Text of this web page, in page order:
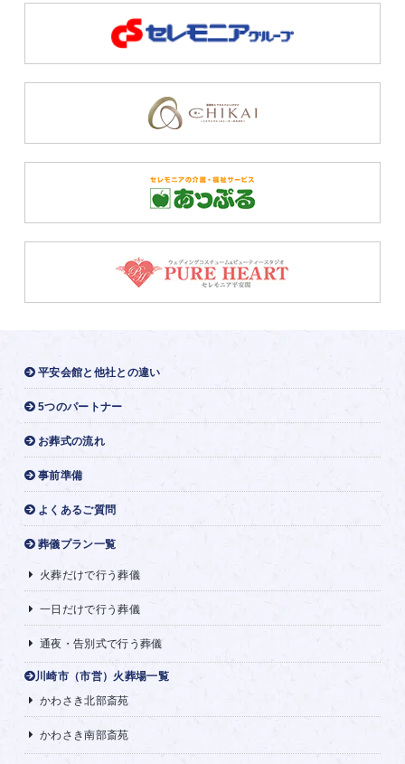
平安会館と他社との違い
5つのパートナー
お葬式の流れ
事前準備
よくあるご質問
葬儀プラン一覧
火葬だけで行う葬儀
一日だけで行う葬儀
通夜・告別式で行う葬儀
川崎市（市営）火葬場一覧
かわさき北部斎苑
かわさき南部斎苑